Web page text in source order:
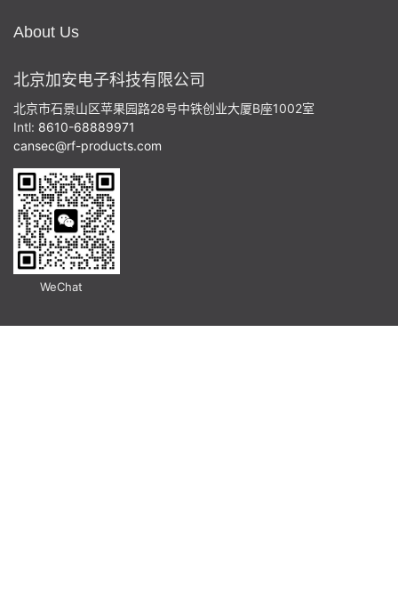
About Us
北京加安电子科技有限公司
北京市石景山区苹果园路28号中铁创业大厦B座1002室
Intl: 8610-68889971
cansec@rf-products.com
WeChat